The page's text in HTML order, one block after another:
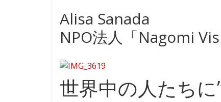
o
k
Alisa Sanada
NPO法人「Nagomi
世界中の人たちに